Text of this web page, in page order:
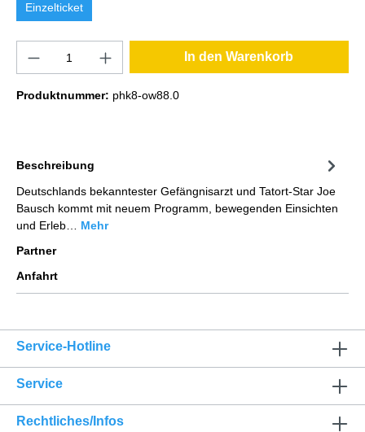
Einzelticket
In den Warenkorb
Produktnummer: phk8-ow88.0
Beschreibung
Deutschlands bekanntester Gefängnisarzt und Tatort-Star Joe
Bausch kommt mit neuem Programm, bewegenden Einsichten
und Erleb… Mehr
Partner
Anfahrt
Service-Hotline
Service
Rechtliches/Infos